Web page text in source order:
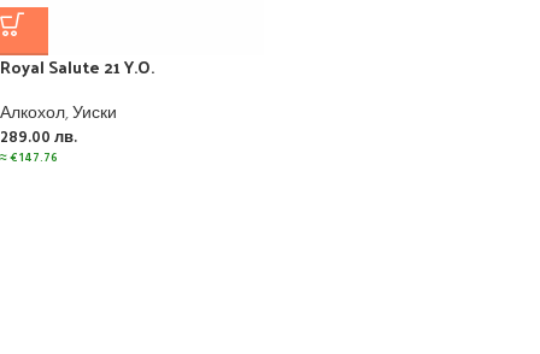
Royal Salute 21 Y.O.
Алкохол,Уиски
289.00 лв.
≈€147.76